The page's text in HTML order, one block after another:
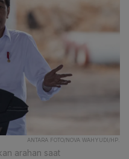
ANTARA FOTO/NOVA WAHYUDI/HP.
arahan saat